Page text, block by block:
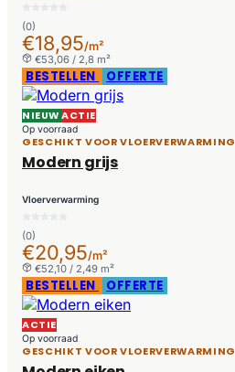
(0)
€18,95/m²
€53,06 / 2,8 m²
BESTELLEN OFFERTE
NIEUWACTIE
Op voorraad
GESCHIKT VOOR VLOERVERWARMING
Modern grijs
Vloerverwarming
(0)
€20,95/m²
€52,10 / 2,49 m²
BESTELLEN OFFERTE
ACTIE
Op voorraad
GESCHIKT VOOR VLOERVERWARMING